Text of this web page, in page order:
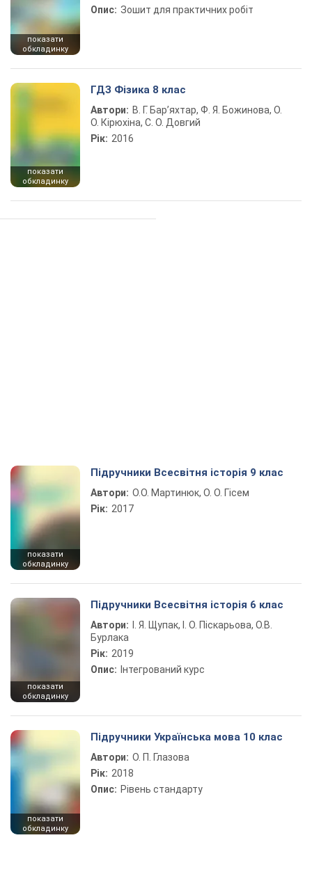
показати
обкладинку
Опис: Зошит для практичних робіт
показати
обкладинку
ГДЗ Фізика 8 клас
Автори: В. Г. Бар’яхтар, Ф. Я. Божинова, О.
О. Кірюхіна, С. О. Довгий
Рік: 2016
показати
обкладинку
Підручники Всесвітня історія 9 клас
Автори: О.О. Мартинюк, О. О. Гісем
Рік: 2017
показати
обкладинку
Підручники Всесвітня історія 6 клас
Автори:
І. Я. Щупак, І. О. Піскарьова, О.В.
Бурлака
Рік: 2019
Опис: Інтегрований курс
показати
обкладинку
Підручники Українська мова 10 клас
Автори: О. П. Глазова
Рік: 2018
Опис: Рівень стандарту